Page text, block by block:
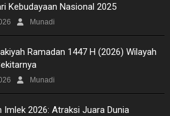
Kebudayaan Nasional 2025
Munadi
Ramadan 1447 H (2026) Wilayah
Munadi
Imlek 2026: Atraksi Juara Dunia